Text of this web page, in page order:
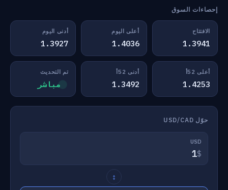
إحصاءات السوق
الافتتاح
1.3941
أعلى اليوم
1.4036
أدنى اليوم
1.3927
أعلى 52أ
1.4253
أدنى 52أ
1.3492
تم التحديث
مباشر
حوّل USD/CAD
USD
$
↕